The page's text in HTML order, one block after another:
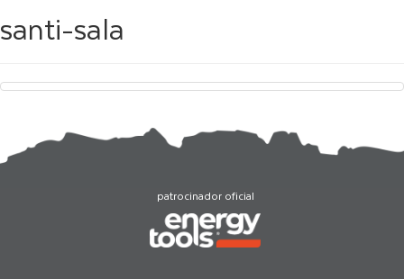
santi-sala
patrocinador oficial